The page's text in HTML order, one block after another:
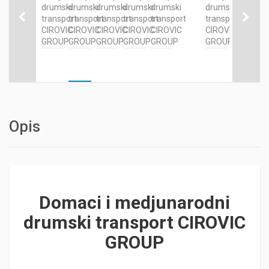
Opis
Domaci i medjunarodni
drumski transport CIROVIC
GROUP